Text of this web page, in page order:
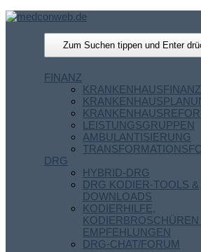
FINANZ
LEISTUNGSGRUPPEN
AMBULANTISIERUNG
DRG
HYBRID-DRG
DRG KODIER-TOOLS &
DOWNLOADS
KODIERHILFE,
KODIERBROSCHÜREN
EMPFEHLUNGEN
DRG-CHAT/FORUM